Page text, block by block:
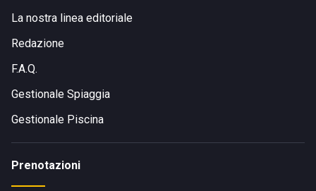
La nostra linea editoriale
Redazione
F.A.Q.
Gestionale Spiaggia
Gestionale Piscina
Prenotazioni